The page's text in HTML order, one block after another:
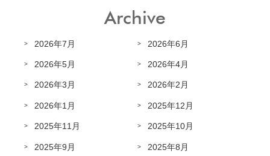
Archive
2026年7月 2026年6月
2026年5月 2026年4月
2026年3月 2026年2月
2026年1月 2025年12月
2025年11月 2025年10月
2025年9月 2025年8月